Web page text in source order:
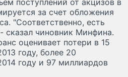
поступлений от акцизов в
за счет обложения
"Соответственно, есть
чиновник Минфина.
оценивает потери в 15
году, более 20
году и 97 миллиардов